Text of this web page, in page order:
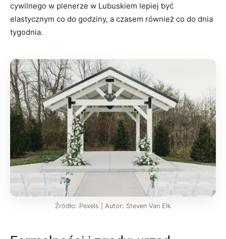
cywilnego w plenerze w Lubuskiem lepiej być
elastycznym co do godziny, a czasem również co do dnia
tygodnia.
Źródło: Pexels | Autor: Steven Van Elk